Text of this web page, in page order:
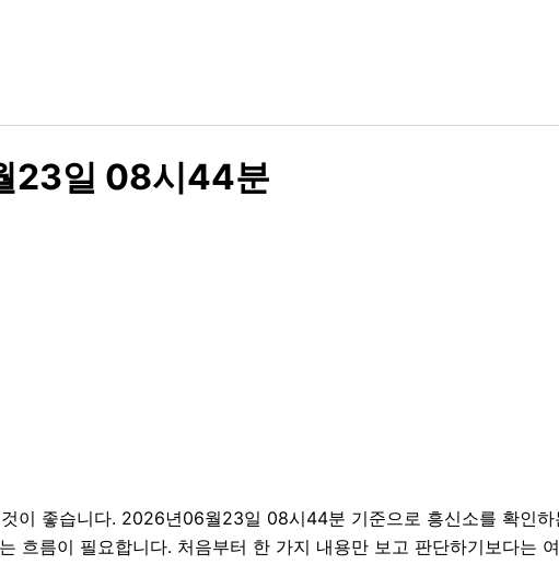
23일 08시44분
이 좋습니다. 2026년06월23일 08시44분 기준으로 흥신소를 확인하
흐름이 필요합니다. 처음부터 한 가지 내용만 보고 판단하기보다는